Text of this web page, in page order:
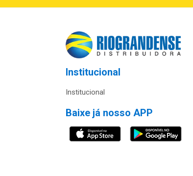
Institucional
Institucional
Baixe já nosso APP